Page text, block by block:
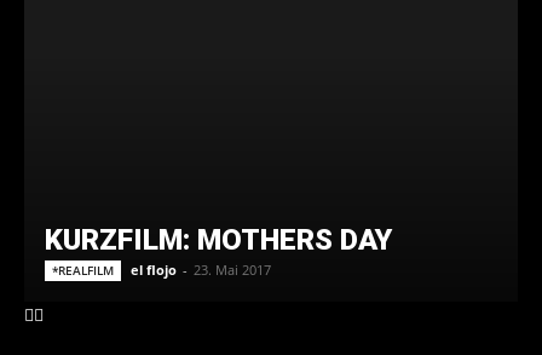
KURZFILM: MOTHERS DAY
*REALFILM el flojo - 23. Mai 2017